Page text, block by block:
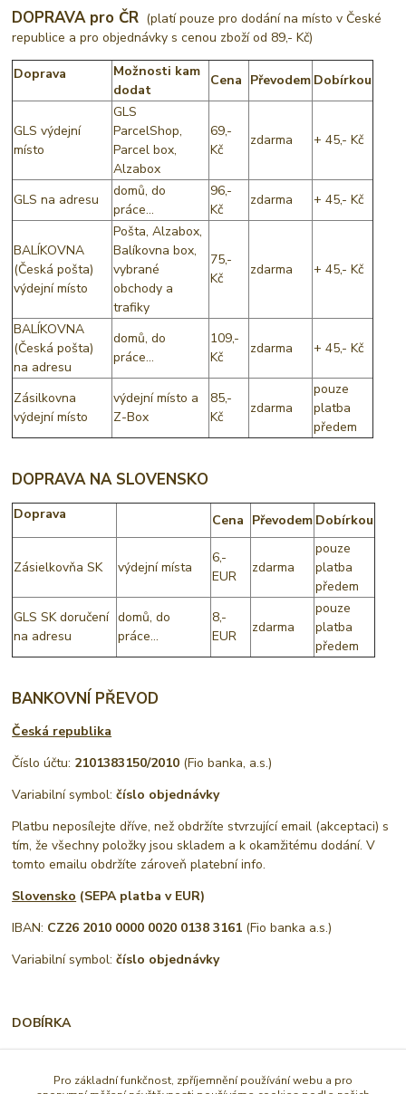
DOPRAVA pro ČR (platí pouze pro dodání na místo v České
republice a pro objednávky s cenou zboží od 89,- Kč)
Doprava
Možnosti kam
dodat
Cena Převodem Dobírkou
GLS výdejní
místo
GLS
ParcelShop,
Parcel box,
Alzabox
69,-
Kč
zdarma + 45,- Kč
GLS na adresu
domů, do
práce...
96,-
Kč
zdarma + 45,- Kč
BALÍKOVNA
(Česká pošta)
výdejní místo
Pošta, Alzabox,
Balíkovna box,
vybrané
obchody a
trafiky
75,-
Kč
zdarma + 45,- Kč
BALÍKOVNA
(Česká pošta)
na adresu
domů, do
práce...
109,-
Kč
zdarma + 45,- Kč
Zásilkovna
výdejní místo
výdejní místo a
Z-Box
85,-
Kč
zdarma
pouze
platba
předem
DOPRAVA NA SLOVENSKO
Doprava Cena Převodem Dobírkou
Zásielkovňa SK výdejní místa
6,-
EUR
zdarma
pouze
platba
předem
GLS SK doručení
na adresu
domů, do
práce...
8,-
EUR
zdarma
pouze
platba
předem
BANKOVNÍ PŘEVOD
Česká republika
Číslo účtu: 2101383150/2010 (Fio banka, a.s.)
Variabilní symbol:číslo objednávky
Platbu neposílejte dříve, než obdržíte stvrzující email (akceptaci) s
tím, že všechny položky jsou skladem a k okamžitému dodání. V
tomto emailu obdržíte zároveň platební info.
Slovensko (SEPA platba v EUR)
IBAN: CZ26 2010 0000 0020 0138 3161 (Fio banka a.s.)
Variabilní symbol:číslo objednávky
DOBÍRKA
Cenu za objednávku a poštovné zaplatíte dopravci až při
převzetí zásilky
Pro základní funkčnost, zpříjemnění používání webu a pro